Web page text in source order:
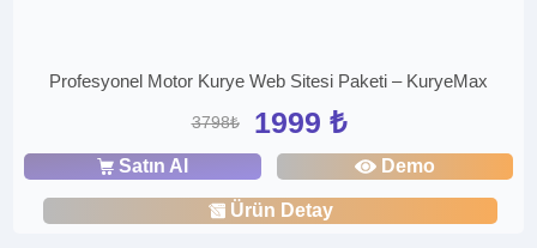
Profesyonel Motor Kurye Web Sitesi Paketi – KuryeMax
3798₺ 1999 ₺
Satın Al Demo
Ürün Detay